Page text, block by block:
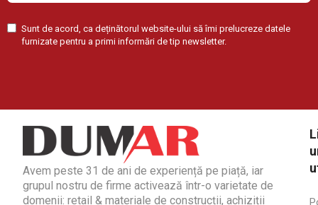
Sunt de acord, ca deținătorul website-ului să îmi prelucreze datele
furnizate pentru a primi informări de tip newsletter.
Avem peste 31 de ani de experiență pe piață, iar
grupul nostru de firme activează într-o varietate de
domenii: retail & materiale de construcții, achiziții